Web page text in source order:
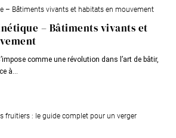
– Bâtiments vivants et
comme une révolution dans l’art de bâtir,
à...